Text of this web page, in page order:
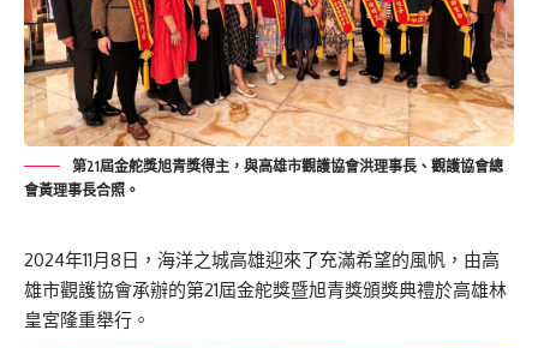
第21屆金舵獎旭青獎得主，與高雄市觀護協會洪理事長、觀護協會總
會黃理事長合照。
2024年11月8日，海洋之城高雄迎來了充滿希望的風帆，由高
雄市觀護協會承辦的第21屆金舵獎暨旭青獎頒獎典禮於高雄林
皇宮隆重舉行。